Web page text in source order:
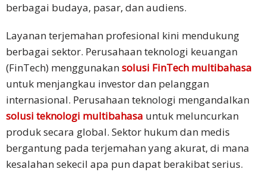
berbagai budaya, pasar, dan audiens.
Layanan terjemahan profesional kini mendukung
berbagai sektor. Perusahaan teknologi keuangan
(FinTech) menggunakansolusi FinTech multibahasa
untuk menjangkau investor dan pelanggan
internasional. Perusahaan teknologi mengandalkan
solusi teknologi multibahasa untuk meluncurkan
produk secara global. Sektor hukum dan medis
bergantung pada terjemahan yang akurat, di mana
kesalahan sekecil apa pun dapat berakibat serius.
Bahasa
korea
Bahasa
Indonesia